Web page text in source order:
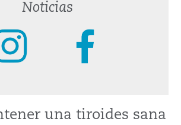
Noticias
una tiroides sana